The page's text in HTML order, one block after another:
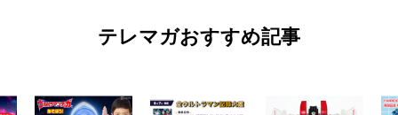
テレマガおすすめ記事